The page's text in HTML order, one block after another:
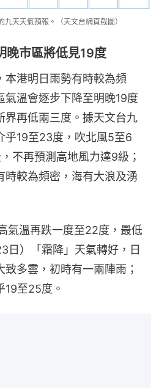
天天氣預報。（天文台網頁截圖）
市區將低見19度
本港明日雨勢有時較為頻
氣溫會逐步下降至明晚19度
界再低兩三度。據天文台九
乎19至23度，吹北風5至6
不再預測高地風力達9級；
時較為頻密，海有大浪及湧
氣溫再跌一度至22度，最低
日）「霜降」天氣轉好，日
多雲，初時有一兩陣雨；
19至25度。